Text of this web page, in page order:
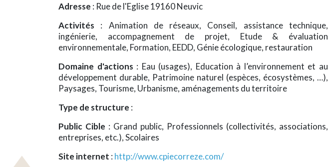
Adresse : Rue de l'Eglise 19160 Neuvic
Activités : Animation de réseaux, Conseil, assistance technique,
ingénierie, accompagnement de projet, Etude & évaluation
environnementale, Formation, EEDD, Génie écologique, restauration
Domaine d'actions : Eau (usages), Education à l’environnement et au
développement durable, Patrimoine naturel (espèces, écosystèmes, …),
Paysages, Tourisme, Urbanisme, aménagements du territoire
Type de structure :
Public Cible : Grand public, Professionnels (collectivités, associations,
entreprises, etc.), Scolaires
Site internet : http://www.cpiecorreze.com/